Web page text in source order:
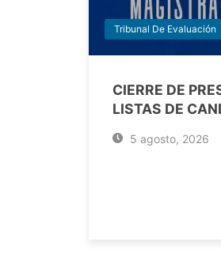
Tribunal De Evaluación
CIERRE DE
LISTAS DE
5 agosto, 2026